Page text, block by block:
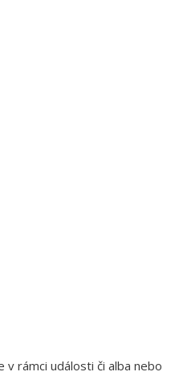
rámci události či alba nebo